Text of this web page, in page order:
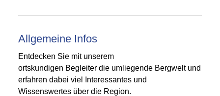
Allgemeine Infos
Entdecken Sie mit unserem
ortskundigen Begleiter die umliegende Bergwelt und
erfahren dabei viel Interessantes und
Wissenswertes über die Region.